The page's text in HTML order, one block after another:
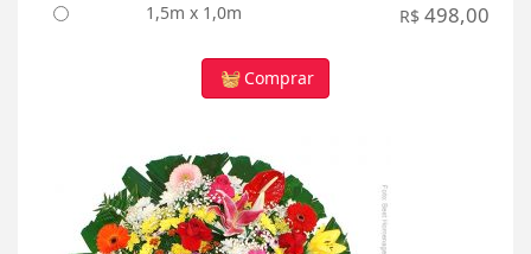
1,5m x 1,0m R$ 498,00
Comprar